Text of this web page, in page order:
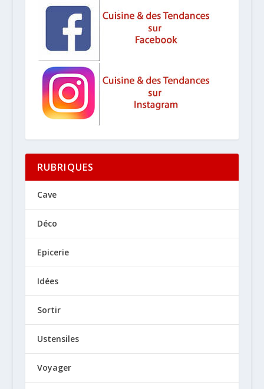
RUBRIQUES
Cave
Déco
Epicerie
Idées
Sortir
Ustensiles
Voyager